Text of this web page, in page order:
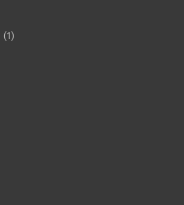
(1)